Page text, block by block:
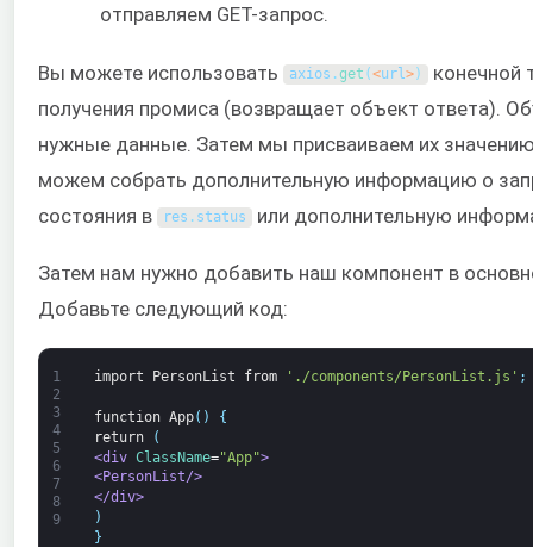
отправляем GET-запрос.
Вы можете использовать axios .get (<url>) конечной
получения промиса (возвращает объект ответа).
нужные данные. Затем мы присваиваем их
можем собрать дополнительную информацию о
состояния в
res . status или дополнительную
Затем нам нужно добавить наш компонент в
Добавьте следующий код:
1
2
3
4
5
6
7
8
9
import PersonList from './components/PersonList.js' ;
function App( )
{
return
(
<div ClassName="App">
<PersonList/>
</div>
)
}